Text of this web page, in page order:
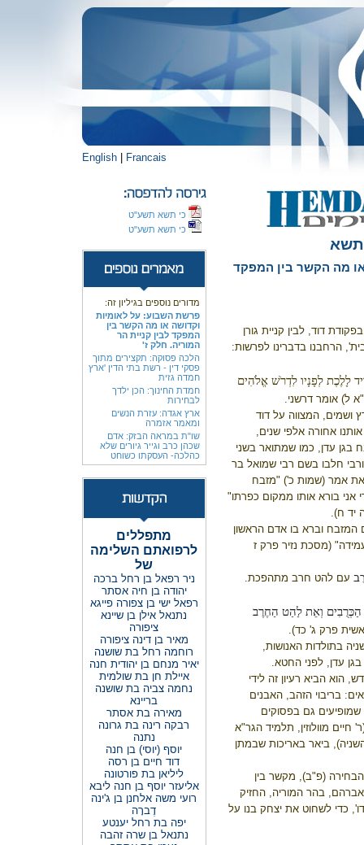
English Francais
מה הקשר בין המפקד
דוד, לבין קניית גורן
הרחבנו בדברינו לפרשות:
לָלֶכֶת לְפָנָיו לִדְרֹשׁ אֱלֹהִים
ל) אומר דרשני.
ושמים, המצווה על דוד
אחורה אלפי שנים,
בגן עדן, כמו שמתואר בשני
חלבו בשם רבי שמואל בר
אמר (שמות כ') "מזבח
בורא אותו ממקום כפרתו"
יד ח).
המזבח וברא בו אדם הראשון
(מסכת נזיר פרק ז
עם להט חרב מתהפכת.
הַכְּרֻבִים וְאֵת לַהַט הַחֶרֶב
פרק ג' כד).
בתולדות האנושות,
עדן, לפני החטא.
הביא רעיון זה לידי
בריבוי הזהב, האבנים
שמופיעים גם בפסוקים
חיים מוולוזין, תלמיד הגר"א
ביאר באריכות שבמתן
(פ"ב), מקשר בין
אברהם, בהר המוריה, החזיק
כדי לשחוט את יצחק בנו על
כי תשא תשע"ט
כי תשא תשע"ט
מדורים נוספים בגיליון זה:
פרשת השבוע: על לאומיות
וקדושה או מה הקשר בין
המפקד לבין קניית הר
המוריה. חלק ז'
הלכה פסוקה: תקצירים מתוך
פסקי דין - רשת בתי הדין 'ארץ
חמדה גזית
חמדת החינוך: הכן ילדך
לבחירות
ארץ אגדה: עזרת הנשים
ומאמר אזמרה
שו"ת במראה הבזק: אדם
שכהן כרב וגייר גיורים שלא
כהלכה- העסקתו כשוחט
מתפללים
לרפואתם השלימה
של
ניר רפאל בן רחל ברכה
יהודה בן חיה אסתר
רפאל ישי בן צפורה פייגא
נתנאל אילן בן שיינא
ציפורה
מאיר בן דינה ציפורה
רוחמה רחל בת שושנה
יאיר מנחם בן יהודית חנה
איילת חן בת שולמית
נחמה צביה בת שושנה
בריינא
מאירה בת אסתר
רבקה רינה בת גרונה
נתנה
יוסף (יוסי) בן חנה
דוד חיים בן רסה
ליליאן בת פורטונה
אליעזר יוסף בן חנה ליבא
רועי משה אלחנן בן ג'ינה
דֶברָה
יפה בת רחל יענטע
נתנאל בן שרה זהבה